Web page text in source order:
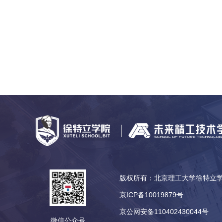
版权所有：北京理工大学徐特
京ICP备10019879号
京公网安备110402430044号